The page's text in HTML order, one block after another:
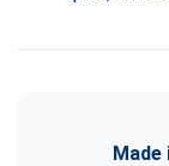
Made